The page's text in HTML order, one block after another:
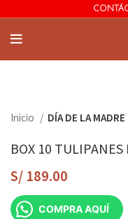
Inicio DÍA DE LA MADRE
BOX 10 TULIPANES
S/ 189.00
COMPRA AQUÍ